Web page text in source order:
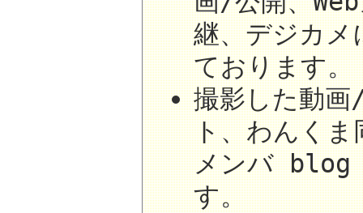
継、デジカメ
ております。
撮影した動
ト、わんく
メンバ blog
す。